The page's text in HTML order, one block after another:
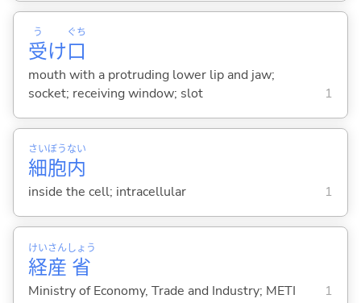
受
う
け口
ぐち
mouth with a protruding lower lip and jaw;
socket; receiving window; slot
1
細
さい
胞
ぼう
内
ない
inside the cell; intracellular 1
経
けい
産
さん
省
しょう
Ministry of Economy, Trade and Industry; METI 1